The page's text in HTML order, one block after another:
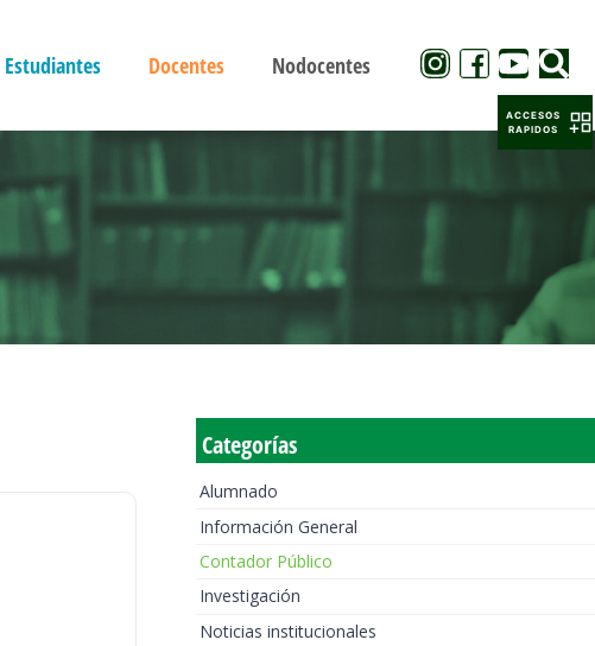
Estudiantes Docentes Nodocentes
Categorías
Alumnado
Información General
Contador Público
Investigación
Noticias institucionales
ACCESOS
RAPIDOS